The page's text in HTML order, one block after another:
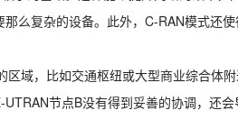
么复杂的设备。此外，C-RAN模式还
区域，比如交通枢纽或大型商业综合体
节点B没有得到妥善的协调，还